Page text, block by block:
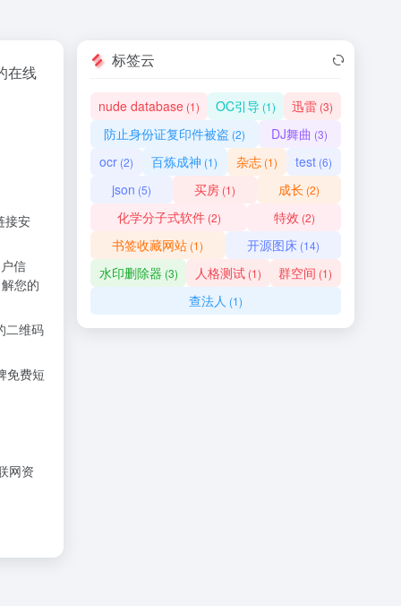
在线
接安
信
您的
二维码
免费短
网资
标签云
nude database (1) OC引导 (1) 迅雷 (3)
防止身份证复印件被盗 (2) DJ舞曲 (3)
ocr (2) 百炼成神 (1) 杂志(1) test(6)
json (5) 买房 (1) 成长 (2)
化学分子式软件(2) 特效 (2)
书签收藏网站 (1) 开源图床 (14)
水印删除器 (3) 人格测试(1) 群空间 (1)
查法人 (1)